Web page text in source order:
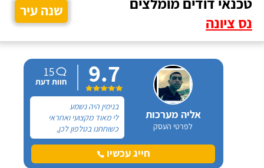
נס ציונה
שנה עיר
אליה מערכות
לפרטי העסק
9.7
15
חוות דעת
בנימין היה נשמע
לי מאוד מקצועי ואחראי
כשוחחנו בטלפון לכן,
הזמנתי אותו להחלפת דוד
שמש וקולטים בבניין בו אני
גרה והוא אכן נתן שירות
חייג עכשיו